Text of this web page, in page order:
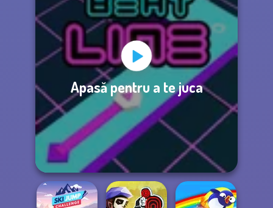
Apasă pentru a te juca